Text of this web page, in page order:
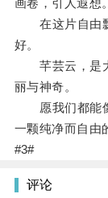
画卷，引人遐想。
在这片自由飘
好。
芊芸云，是大
丽与神奇。
愿我们都能像
一颗纯净而自由
#3#
评论